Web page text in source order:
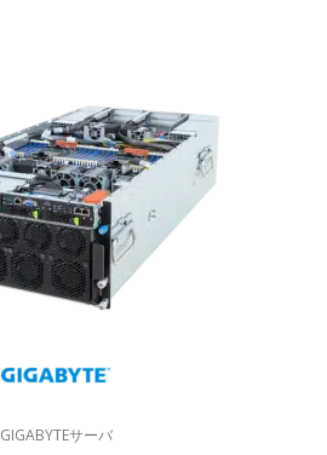
GIGABYTEサーバ